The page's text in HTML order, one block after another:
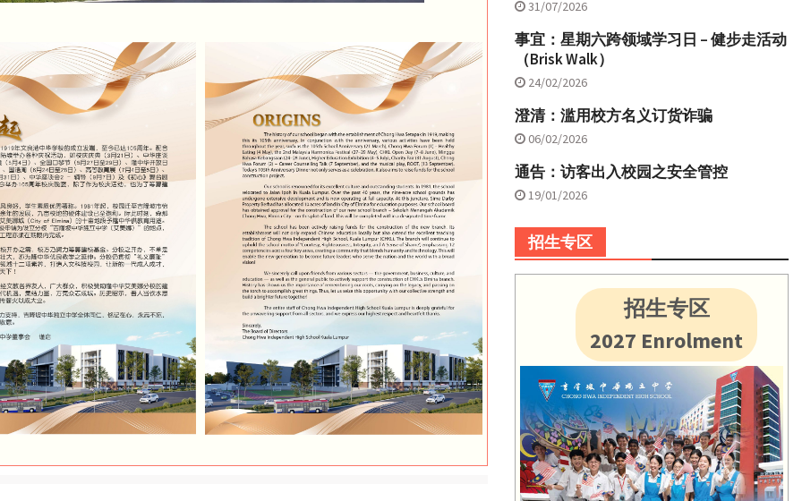
31/07/2026
事宜：星期六跨领域学习日 – 健步走活动
（Brisk Walk）
24/02/2026
澄清：滥用校方名义订货诈骗
06/02/2026
通告：访客出入校园之安全管控
19/01/2026
招生专区
招生专区
2027 Enrolment